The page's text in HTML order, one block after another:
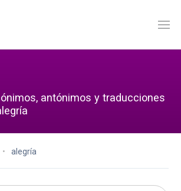
antónimos y traducciones
alegría